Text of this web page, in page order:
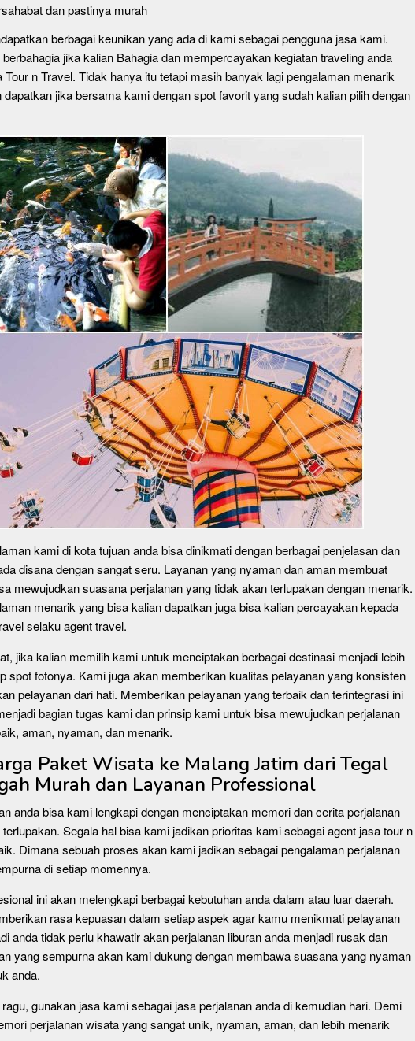
dan pastinya murah
berbagai keunikan yang ada di kami sebagai pengguna jasa kami.
jika kalian Bahagia dan mempercayakan kegiatan traveling anda
n Travel. Tidak hanya itu tetapi masih banyak lagi pengalaman menarik
jika bersama kami dengan spot favorit yang sudah kalian pilih dengan
kami di kota tujuan anda bisa dinikmati dengan berbagai penjelasan dan
disana dengan sangat seru. Layanan yang nyaman dan aman membuat
mewujudkan suasana perjalanan yang tidak akan terlupakan dengan menarik.
menarik yang bisa kalian dapatkan juga bisa kalian percayakan kepada
selaku agent travel.
jika kalian memilih kami untuk menciptakan berbagai destinasi menjadi lebih
spot fotonya. Kami juga akan memberikan kualitas pelayanan yang konsisten
pelayanan dari hati. Memberikan pelayanan yang terbaik dan terintegrasi ini
bagian tugas kami dan prinsip kami untuk bisa mewujudkan perjalanan
aman, nyaman, dan menarik.
Paket Wisata ke Malang Jatim dari Tegal
Murah dan Layanan Professional
anda bisa kami lengkapi dengan menciptakan memori dan cerita perjalanan
Segala hal bisa kami jadikan prioritas kami sebagai agent jasa tour n
Dimana sebuah proses akan kami jadikan sebagai pengalaman perjalanan
di setiap momennya.
ini akan melengkapi berbagai kebutuhan anda dalam atau luar daerah.
rasa kepuasan dalam setiap aspek agar kamu menikmati pelayanan
anda tidak perlu khawatir akan perjalanan liburan anda menjadi rusak dan
yang sempurna akan kami dukung dengan membawa suasana yang nyaman
anda.
gunakan jasa kami sebagai jasa perjalanan anda di kemudian hari. Demi
perjalanan wisata yang sangat unik, nyaman, aman, dan lebih menarik